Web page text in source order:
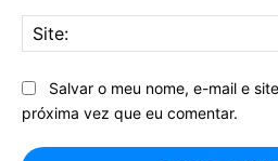
Salvar o meu nome, e-mail e
próxima vez que eu comentar.